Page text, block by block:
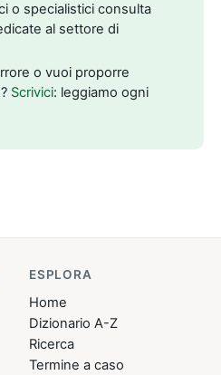
o specialistici consulta
al settore di
o vuoi proporre
Scrivici: leggiamo ogni
ESPLORA
Home
Dizionario A-Z
Ricerca
Termine a caso